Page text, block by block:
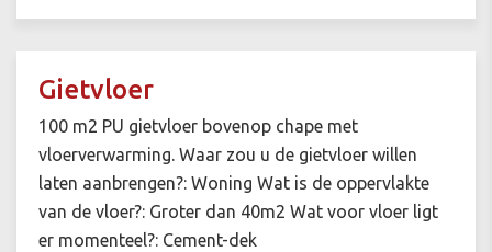
Gietvloer
100 m2 PU gietvloer bovenop chape met
vloerverwarming. Waar zou u de gietvloer willen
laten aanbrengen?: Woning Wat is de oppervlakte
van de vloer?: Groter dan 40m2 Wat voor vloer ligt
er momenteel?: Cement-dek